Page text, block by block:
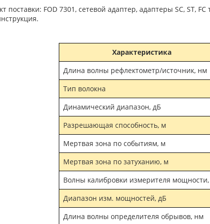
поставки: FOD 7301, сетевой адаптер, адаптеры SC, ST,
Характеристика
Длина волны рефлектометр/источник, нм
Тип волокна
Динамический диапазон, дБ
Разрешающая способность, м
Мертвая зона по событиям, м
Мертвая зона по затуханию, м
Волны калибровки измерителя
Диапазон изм. мощностей, дБ
Длина волны определителя обрывов, нм